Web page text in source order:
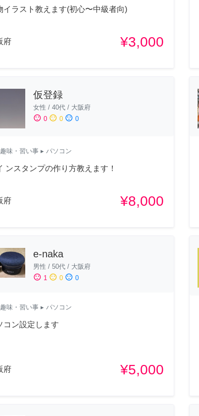
イラスト教えます(初心〜中級者向)
府 ¥3,000
仮登録
女性 / 40代 / 大阪府
sentiment_satisfied 0 sentiment_neutral 0 sentiment_dissatisfied 0
趣味・習い事 ▸ パソコン
ンスタンプの作り方教えます！
府 ¥8,000
e-naka
男性 / 50代 / 大阪府
sentiment_satisfied 1 sentiment_neutral 0 sentiment_dissatisfied 0
趣味・習い事 ▸ パソコン
コン設定します
府 ¥5,000